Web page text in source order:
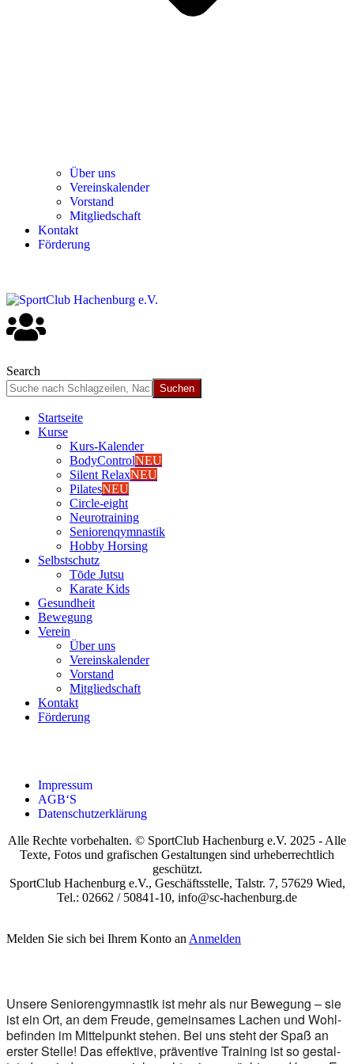
Über uns
Ver­einska­len­der
Vor­stand
Mit­glied­schaft
Kon­takt
För­de­rung
Search
Start­sei­te
Kur­se
Kurs-Kalen­­der
Body­Con­trolNEU
Silent RelaxNEU
Pila­tesNEU
Cir­cle-eight
Neu­ro­trai­ning
Senio­ren­qym­nas­tik
Hob­by Hor­sing
Selbst­schutz
Tōde Jutsu
Kara­te Kids
Gesund­heit
Bewe­gung
Ver­ein
Über uns
Ver­einska­len­der
Vor­stand
Mit­glied­schaft
Kon­takt
För­de­rung
Impres­sum
AGB‘S
Daten­schutz­er­klä­rung
Alle Rechte vorbehalten. © SportClub Hachenburg e.V. 2025 - Alle
Texte, Fotos und grafischen Gestaltungen sind urheberrechtlich
geschützt.
SportClub Hachenburg e.V., Geschäftsstelle, Talstr. 7, 57629 Wied,
Tel.: 02662 / 50841-10, info@sc-hachenburg.de
Melden Sie sich bei Ihrem Konto an Anmelden
Unse­re Senio­ren­gym­nas­tik ist mehr als nur Bewe­gung – sie
ist ein Ort, an dem Freu­de, gemein­sa­mes Lachen und Wohl­
be­fin­den im Mit­tel­punkt ste­hen. Bei uns steht der Spaß an
ers­ter Stel­le! Das effek­ti­ve, prä­ven­ti­ve Trai­ning ist so gestal­